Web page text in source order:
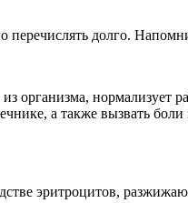
перечислять долго.
организма,
а также вызвать
эритроцитов,